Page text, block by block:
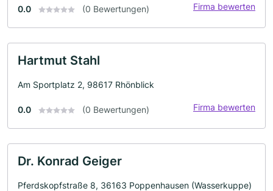
0.0 (0 Bewertungen) Firma bewerten
Hartmut Stahl
Am Sportplatz 2, 98617 Rhönblick
0.0 (0 Bewertungen) Firma bewerten
Dr. Konrad Geiger
Pferdskopfstraße 8, 36163 Poppenhausen (Wasserkuppe)